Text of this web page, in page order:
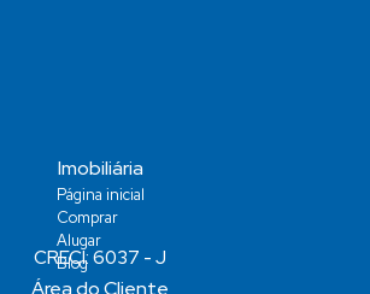
Imobiliária
Página inicial
Comprar
Alugar
Blog
Área do Cliente